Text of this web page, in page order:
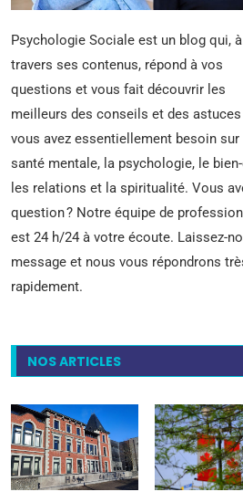
Psychologie Sociale est un blog qui, à
travers ses contenus, répond à vos
questions et vous fait découvrir les
meilleurs des conseils et des
vous avez essentiellement besoin sur
santé mentale, la psychologie, le
les relations et la spiritualité. Vous
question ? Notre équipe de
est 24 h/24 à votre écoute. Laissez-
message et nous vous répondrons
rapidement.
NOS ARTICLES